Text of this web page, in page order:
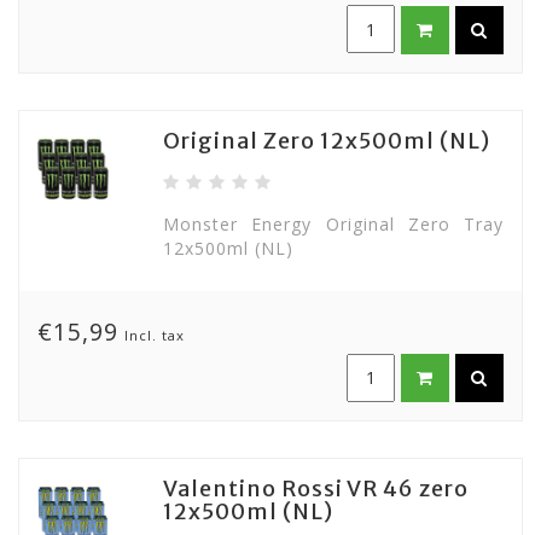
Original Zero 12x500ml (NL)
Monster Energy Original Zero Tray
12x500ml (NL)
€15,99 Incl. tax
Valentino Rossi VR 46 zero
12x500ml (NL)